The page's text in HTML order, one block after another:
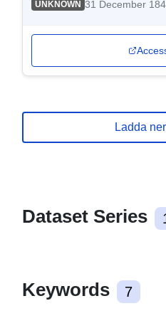
UNKNOWN 31 December
Ladda
Dataset Series
Keywords 7